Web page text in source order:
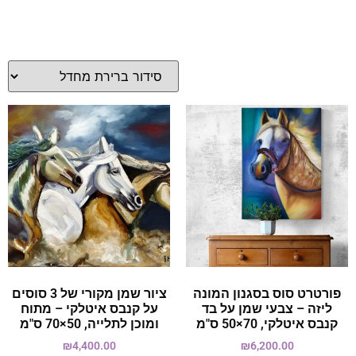
פורטרט סוס בסגנון המונה
ליזה – צבעי שמן על בד
קנבס איטלקי, 70×50 ס"מ
₪6,200.00
ציור שמן מקורי של 3 סוסים
על קנבס איטלקי – מתוח
ומוכן לתלייה, 50×70 ס"מ
₪4,400.00